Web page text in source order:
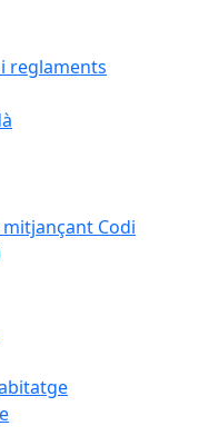
reglaments
Codi